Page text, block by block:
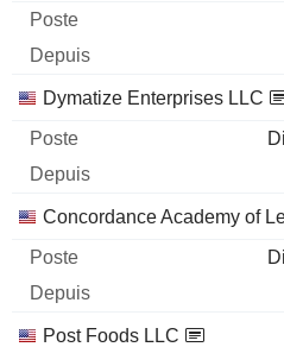
Dymatize Enterprises LLC
Concordance Academy of
Post Foods LLC